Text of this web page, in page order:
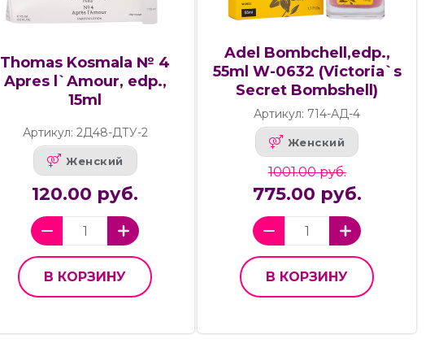
Thomas Kosmala № 4
Apres l`Amour, edp.,
15ml
Артикул: 2Д48-ДТУ-2
Женский
120.00 руб.
В КОРЗИНУ
Adel Bombchell,edp.,
55ml W-0632 (Victoria`s
Secret Bombshell)
Артикул: 714-АД-4
Женский
1001.00 руб.
775.00 руб.
В КОРЗИНУ